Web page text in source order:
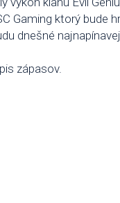
Gaming ktorý bude
dnešné
zápasov.